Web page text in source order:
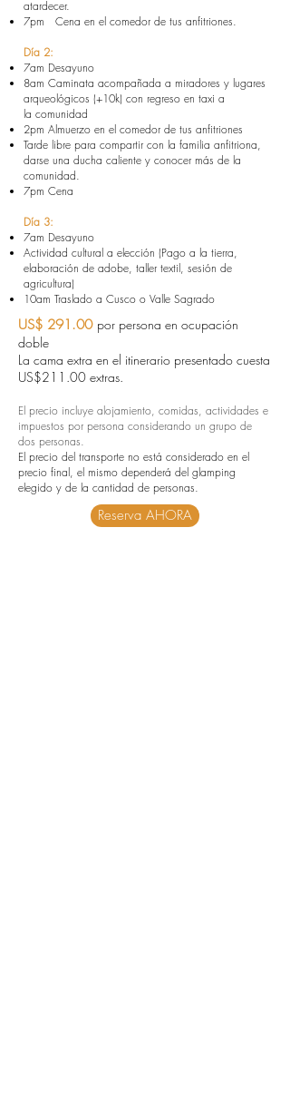
atardecer.
7pm Cena en el comedor de tus anfitriones.
Día 2:
7am Desayuno
8am Caminata acompañada a miradores y lugares
arqueológicos (+10k) con regreso en taxi a
la comunidad
2pm Almuerzo en el comedor de tus anfitriones
Tarde libre para compartir con la familia anfitriona,
darse una ducha caliente y conocer más de la
comunidad.
7pm Cena
Día 3:
7am Desayuno
Actividad cultural a elección (Pago a la tierra,
elaboración de adobe, taller textil, sesión de
agricultura)
10am Traslado a Cusco o Valle Sagrado
US$ 291.00 por persona en ocupación
doble
La cama extra en el itinerario presentado cuesta
US$211.00 extras.
El precio incluye alojamiento, comidas, actividades e
impuestos por persona considerando un grupo de
dos personas.
El precio del transporte no está considerado en el
precio final, el mismo dependerá del glamping
elegido y de la cantidad de personas.
Reserva AHORA